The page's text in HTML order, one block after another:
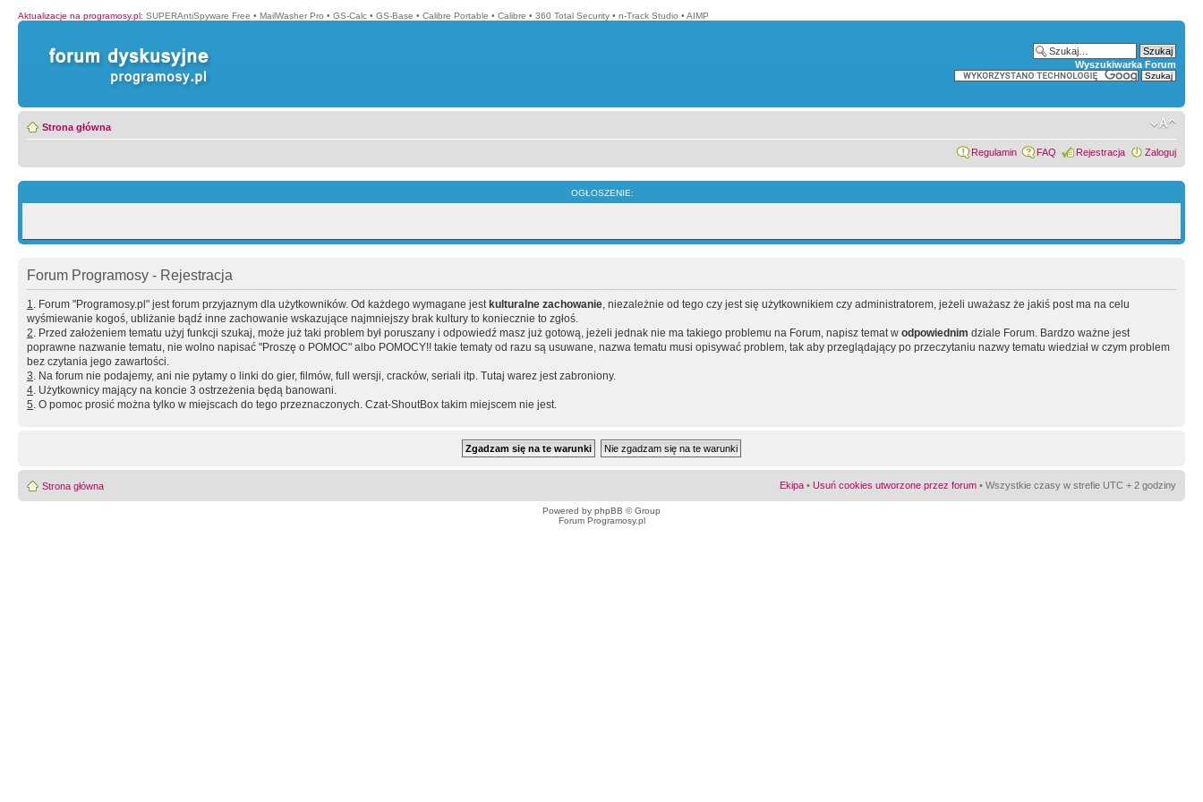
Aktualizacje na programosy.pl: SUPERAntiSpyware Free • MailWasher Pro • GS-Calc • GS-Base • Calibre Portable • Calibre • 360 Total Security • n-Track Studio • AIMP
Wyszukiwarka Forum
Strona główna
Regulamin FAQ Rejestracja Zaloguj
OGŁOSZENIE:
Forum Programosy - Rejestracja
1. Forum "Programosy.pl" jest forum przyjaznym dla użytkowników. Od każdego wymagane jest kulturalne zachowanie, niezależnie od tego czy jest się użytkownikiem czy administratorem, jeżeli uważasz że jakiś post ma na celu
wyśmiewanie kogoś, ubliżanie bądź inne zachowanie wskazujące najmniejszy brak kultury to koniecznie to zgłoś.
2. Przed założeniem tematu użyj funkcji szukaj, może już taki problem był poruszany i odpowiedź masz już gotową, jeżeli jednak nie ma takiego problemu na Forum, napisz temat w odpowiednim dziale Forum. Bardzo ważne jest
poprawne nazwanie tematu, nie wolno napisać "Proszę o POMOC" albo POMOCY!! takie tematy od razu są usuwane, nazwa tematu musi opisywać problem, tak aby przeglądający po przeczytaniu nazwy tematu wiedział w czym problem
bez czytania jego zawartości.
3. Na forum nie podajemy, ani nie pytamy o linki do gier, filmów, full wersji, cracków, seriali itp. Tutaj warez jest zabroniony.
4. Użytkownicy mający na koncie 3 ostrzeżenia będą banowani.
5. O pomoc prosić można tylko w miejscach do tego przeznaczonych. Czat-ShoutBox takim miejscem nie jest.
Strona główna Ekipa • Usuń cookies utworzone przez forum • Wszystkie czasy w strefie UTC + 2 godziny
Powered by phpBB © Group
Forum Programosy.pl